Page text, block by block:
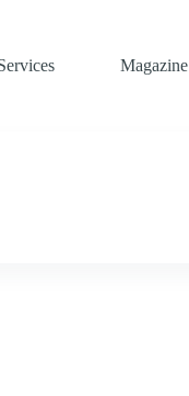
Magazine